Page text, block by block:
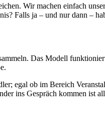
Wir machen einfach
Falls ja – und nur dann –
Das Modell
egal ob im Bereich
ins Gespräch kommen ist